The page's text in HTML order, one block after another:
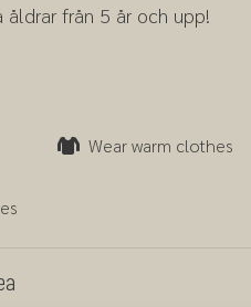
åldrar från 5 år och upp!
Wear warm clothes
Wear warm clothes